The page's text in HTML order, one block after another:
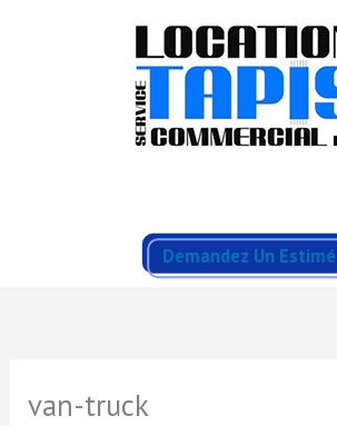
Demandez Un Estimé
van-truck